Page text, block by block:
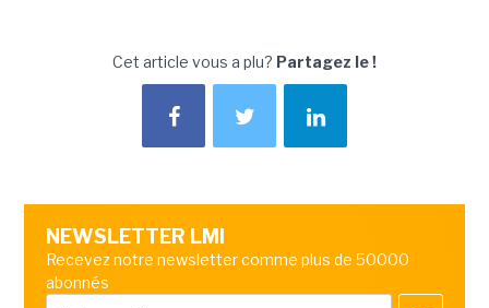
Cet article vous a plu? Partagez le !
NEWSLETTER LMI
Recevez notre newsletter comme plus de 50000
abonnés